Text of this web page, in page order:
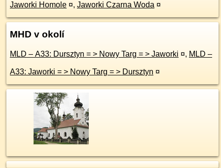
Jaworki Homole ¤, Jaworki Czarna Woda ¤
MHD v okolí
MLD – A33: Dursztyn = > Nowy Targ = > Jaworki ¤, MLD –
A33: Jaworki = > Nowy Targ = > Dursztyn ¤